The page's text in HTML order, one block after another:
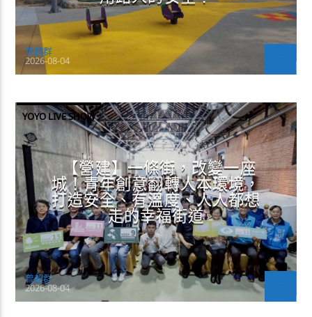
曾超群
2026-08-04
YOYO LIVE SHOW
【營建】一條街，改變一座
城！青年創意翻轉人本環境，
打造安全、有溫度、人人都想
走的幸福街道
曾超群
2026-08-04